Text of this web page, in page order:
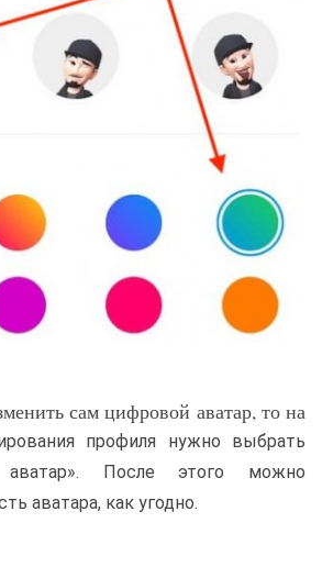
сам цифровой аватар, то на
профиля нужно выбрать
аватар». После этого можно
аватара, как угодно.